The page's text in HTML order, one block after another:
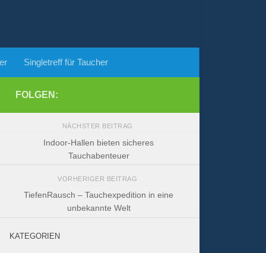
Singletreff für Taucher
FOLGEN:
NÄCHSTER BEITRAG
Indoor-Hallen bieten sicheres
Tauchabenteuer
VORHERIGER BEITRAG
TiefenRausch – Tauchexpedition in eine
unbekannte Welt
KATEGORIEN